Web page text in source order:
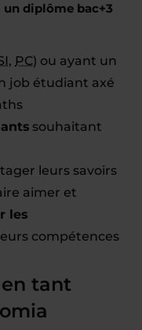
diplôme bac+3
, PC) ou ayant un
job étudiant axé
souhaitant
leurs savoirs
aimer et
les
compétences
tant